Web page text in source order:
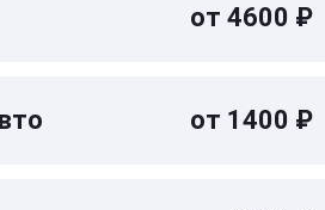
от 4600 ₽
от 1400 ₽